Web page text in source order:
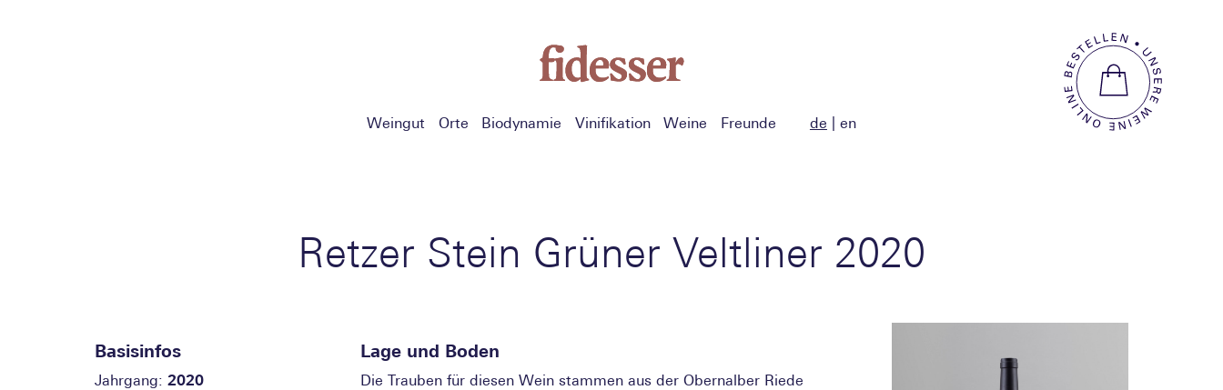
Weingut Orte Biodynamie Vinifikation Weine Freunde de en
Retzer Stein Grüner Veltliner 2020
Basisinfos
Jahrgang: 2020
Lage und Boden
Die Trauben für diesen Wein stammen aus der Obernalber Riede